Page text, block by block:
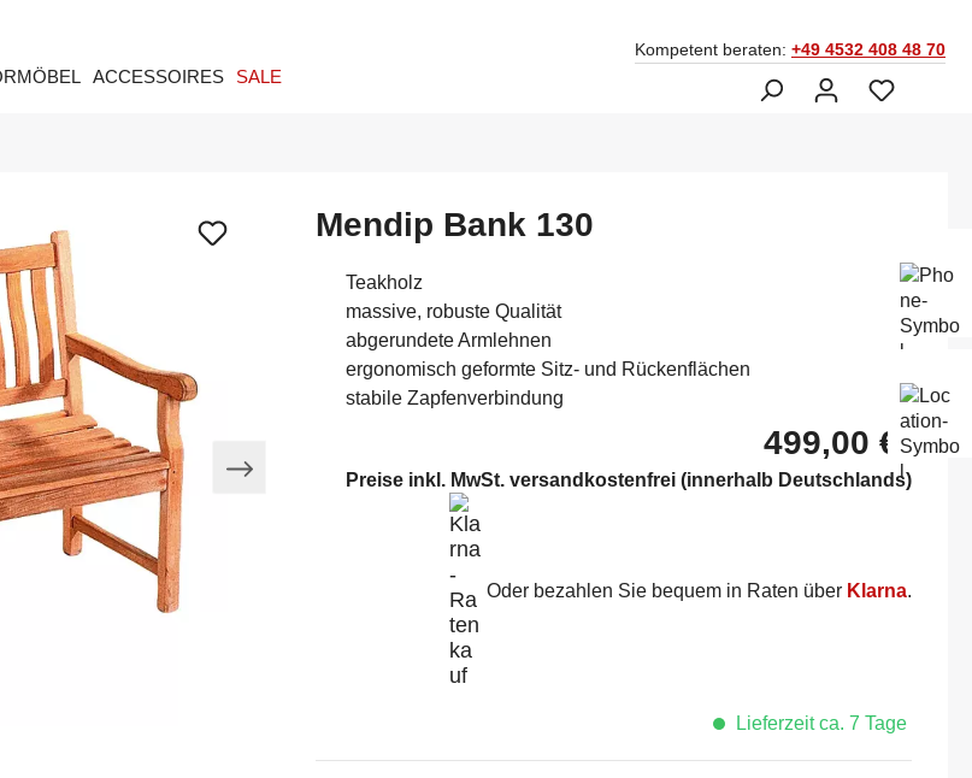
ACCESSOIRES SALE
Kompetent beraten: +49 4532 408 48 70
Mendip Bank 130
Teakholz
massive, robuste Qualität
abgerundete Armlehnen
ergonomisch geformte Sitz- und Rückenflächen
stabile Zapfenverbindung
499,00 €*
Preise inkl. MwSt. versandkostenfrei (innerhalb Deutschlands)
Oder bezahlen Sie bequem in Raten über Klarna.
Lieferzeit ca. 7 Tage